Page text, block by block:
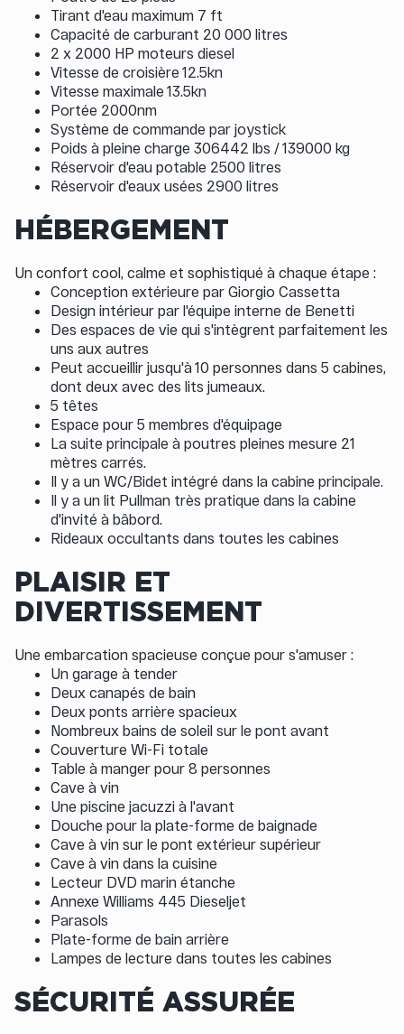
Tirant d'eau maximum 7 ft
Capacité de carburant 20 000 litres
2 x 2000 HP moteurs diesel
Vitesse de croisière 12.5kn
Vitesse maximale 13.5kn
Portée 2000nm
Système de commande par joystick
Poids à pleine charge 306442 lbs / 139000 kg
Réservoir d'eau potable 2500 litres
Réservoir d'eaux usées 2900 litres
HÉBERGEMENT
Un confort cool, calme et sophistiqué à chaque étape :
Conception extérieure par Giorgio Cassetta
Design intérieur par l'équipe interne de Benetti
Des espaces de vie qui s'intègrent parfaitement les
uns aux autres
Peut accueillir jusqu'à 10 personnes dans 5 cabines,
dont deux avec des lits jumeaux.
5 têtes
Espace pour 5 membres d'équipage
La suite principale à poutres pleines mesure 21
mètres carrés.
Il y a un WC/Bidet intégré dans la cabine principale.
Il y a un lit Pullman très pratique dans la cabine
d'invité à bâbord.
Rideaux occultants dans toutes les cabines
PLAISIR ET
DIVERTISSEMENT
Une embarcation spacieuse conçue pour s'amuser :
Un garage à tender
Deux canapés de bain
Deux ponts arrière spacieux
Nombreux bains de soleil sur le pont avant
Couverture Wi-Fi totale
Table à manger pour 8 personnes
Cave à vin
Une piscine jacuzzi à l'avant
Douche pour la plate-forme de baignade
Cave à vin sur le pont extérieur supérieur
Cave à vin dans la cuisine
Lecteur DVD marin étanche
Annexe Williams 445 Dieseljet
Parasols
Plate-forme de bain arrière
Lampes de lecture dans toutes les cabines
SÉCURITÉ ASSURÉE